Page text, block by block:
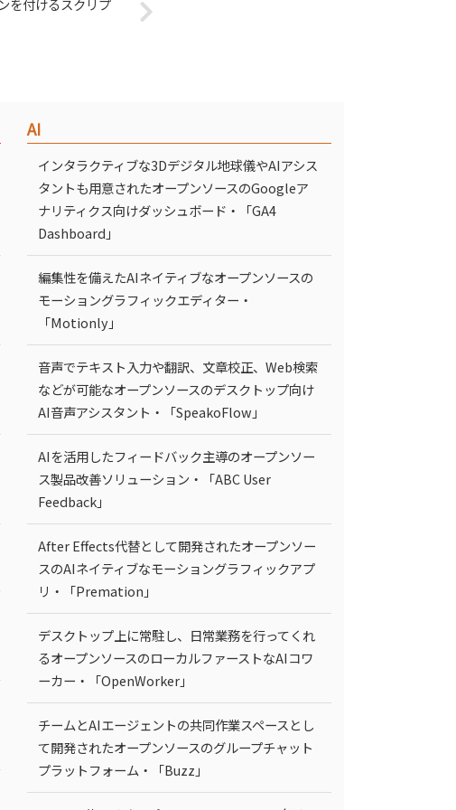
を付けるスクリプ
AI
インタラクティブな3Dデジタル地球儀やAIアシス
タントも用意されたオープンソースのGoogleア
ナリティクス向けダッシュボード・「GA4
Dashboard」
編集性を備えたAIネイティブなオープンソースの
モーショングラフィックエディター・
「Motionly」
音声でテキスト入力や翻訳、文章校正、Web検索
などが可能なオープンソースのデスクトップ向け
AI音声アシスタント・「SpeakoFlow」
AIを活用したフィードバック主導のオープンソー
ス製品改善ソリューション・「ABC User
Feedback」
After Effects代替として開発されたオープンソー
スのAIネイティブなモーショングラフィックアプ
リ・「Premation」
デスクトップ上に常駐し、日常業務を行ってくれ
るオープンソースのローカルファーストなAIコワ
ーカー・「OpenWorker」
チームとAIエージェントの共同作業スペースとし
て開発されたオープンソースのグループチャット
プラットフォーム・「Buzz」